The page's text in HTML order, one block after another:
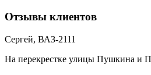
Отзывы клиентов
Сергей, ВАЗ-2111
На перекрестке улицы Пушкина и